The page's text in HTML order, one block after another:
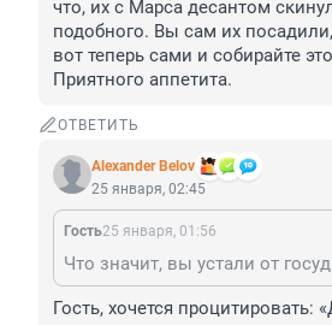
что, их с Марса десантом
подобного. Вы сам их
вот теперь сами и собирайте
Приятного аппетита.
ОТВЕТИТЬ
Alexander Belov
25 января, 02:45
Гость25 января, 01:56
Гость, хочется процитировать: